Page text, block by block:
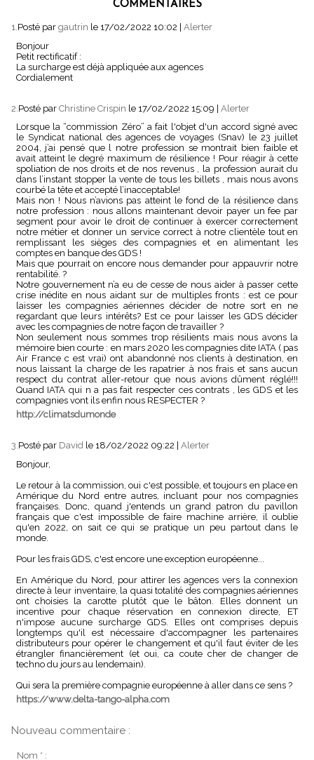
COMMENTAIRES
1.Posté par gautrin le 17/02/2022 10:02
Alerter
Bonjour
Petit rectificatif :
La surcharge est déjà appliquée aux agences
Cordialement
2. Posté par Christine Crispin le 17/02/2022 15:09 | Alerter
Lorsque la “commission Zéro” a fait l'objet d'un accord signé avec
le Syndicat national des agences de voyages (Snav) le 23 juillet
2004, j’ai pensé que l notre profession se montrait bien faible et
avait atteint le degré maximum de résilience ! Pour réagir à cette
spoliation de nos droits et de nos revenus , la profession aurait du
dans l’instant stopper la vente de tous les billets , mais nous avons
courbé la tête et accepté l’inacceptable!
Mais non ! Nous n’avions pas atteint le fond de la résilience dans
notre profession : nous allons maintenant devoir payer un fee par
segment pour avoir le droit de continuer à exercer correctement
notre métier et donner un service correct à notre clientèle tout en
remplissant les sièges des compagnies et en alimentant les
comptes en banque des GDS !
Mais que pourrait on encore nous demander pour appauvrir notre
rentabilité. ?
Notre gouvernement n’a eu de cesse de nous aider à passer cette
crise inédite en nous aidant sur de multiples fronts : est ce pour
laisser les compagnies aériennes décider de notre sort en ne
regardant que leurs intérêts? Est ce pour laisser les GDS décider
avec les compagnies de notre façon de travailler ?
Non seulement nous sommes trop résilients mais nous avons la
mémoire bien courte : en mars 2020 les compagnies dite IATA ( pas
Air France c est vrai) ont abandonné nos clients à destination, en
nous laissant la charge de les rapatrier à nos frais et sans aucun
respect du contrat aller-retour que nous avions dûment réglé!!!
Quand IATA qui n a pas fait respecter ces contrats , les GDS et les
compagnies vont ils enfin nous RESPECTER ?
http://climatsdumonde
3. Posté par David le 18/02/2022 09:22
Alerter
Bonjour,
Le retour à la commission, oui c'est possible, et toujours en place en
Amérique du Nord entre autres, incluant pour nos compagnies
françaises. Donc, quand j'entends un grand patron du pavillon
français que c'est impossible de faire machine arrière, il oublie
qu'en 2022, on sait ce qui se pratique un peu partout dans le
monde.
Pour les frais GDS, c'est encore une exception européenne...
En Amérique du Nord, pour attirer les agences vers la connexion
directe à leur inventaire, la quasi totalité des compagnies aériennes
ont choisies la carotte plutôt que le bâton. Elles donnent un
incentive pour chaque réservation en connexion directe, ET
n'impose aucune surcharge GDS. Elles ont comprises depuis
longtemps qu'il est nécessaire d'accompagner les partenaires
distributeurs pour opérer le changement et qu'il faut éviter de les
étrangler financièrement (et oui, ca coute cher de changer de
techno du jours au lendemain).
Qui sera la première compagnie européenne à aller dans ce sens ?
https://www.delta-tango-alpha.com
Nouveau commentaire :
Nom * :